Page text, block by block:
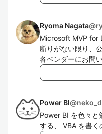
Ryoma Nagata@
Microsoft MVP for
断りがない限り、
各ベンダーにお問
Power BI@
Power BI を色々と
する、 VBA を書く